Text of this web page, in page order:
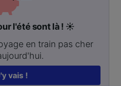
l'été sont là ! ☀️
en train pas cher
vais !